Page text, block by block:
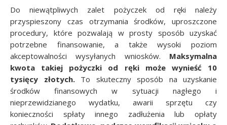
Do niewątpliwych zalet pożyczek od ręki należy
przyspieszony czas otrzymania środków, uproszczone
procedury, które pozwalają w prosty sposób uzyskać
potrzebne finansowanie, a także wysoki poziom
akceptowalności wysyłanych wniosków. Maksymalna
kwota takiej pożyczki od ręki może wynieść 10
tysięcy złotych.To skuteczny sposób na uzyskanie
środków finansowych w sytuacji nagłego i
nieprzewidzianego wydatku, awarii sprzętu czy
konieczności spłaty innego zadłużenia lub opłaty